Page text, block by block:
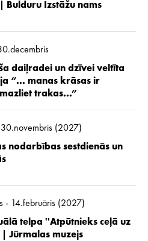
Bulduru Izstāžu nams
daiļradei un dzīvei veltīta
“... manas krāsas ir
trakas...”
(2027)
nodarbības sestdienās un
- 14.februāris (2027)
telpa ''Atpūtnieks ceļā uz
Jūrmalas muzejs